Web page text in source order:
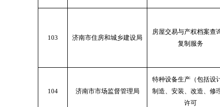
103 济南市住房和城乡建设局
房屋交易与产权档案查
复制服务
104 济南市市场监督管理局
特种设备生产（包括设
制造、安装、改造、修
许可